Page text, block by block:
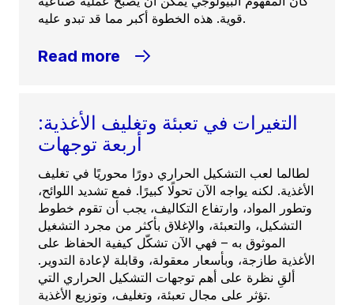
قوية. هذه الخطوة أكبر مما قد تبدو عليه.
Read more
التغيرات في تعبئة وتغليف الأغذية:
أربعة توجهات
لطالما لعب التشكيل الحراري دورًا محوريًا في تغليف
الأغذية. لكنه يواجه الآن تحولًا كبيرًا. فمع تشديد اللوائح،
وتطور المواد، وارتفاع التكاليف، يجب أن تقوم خطوط
التشكيل، والتعبئة، والإغلاق بأكثر من مجرد التشغيل
الموثوق به – فهي الآن تشكّل كيفية الحفاظ على
الأغذية طازجة، وبأسعار معقولة، وقابلة لإعادة التدوير.
ألقِ نظرة على أهم توجهات التشكيل الحراري التي
تؤثر على مجال تعبئة، وتغليف، وتوزيع الأغذية.